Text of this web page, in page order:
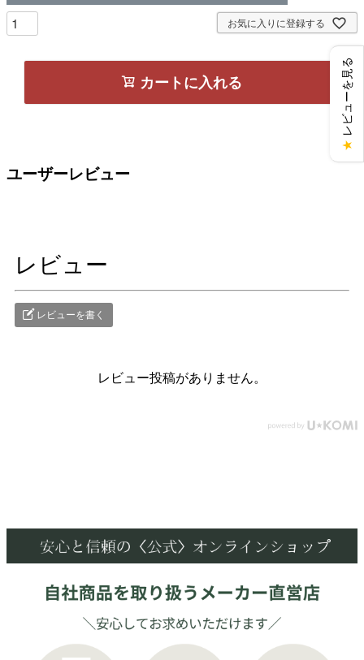
お気に入りに登録する
カートに入れる
ユーザーレビュー
レビュー
レビューを書く
レビュー投稿がありません。
★
レビューを見る